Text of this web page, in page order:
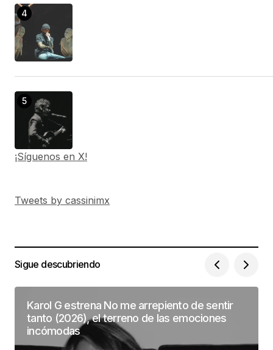
¡Síguenos en X!
Tweets by cassinimx
Sigue descubriendo
Karol G estrena No me arrepiento de sentir
tanto (2026), el terreno de las emociones
incómodas